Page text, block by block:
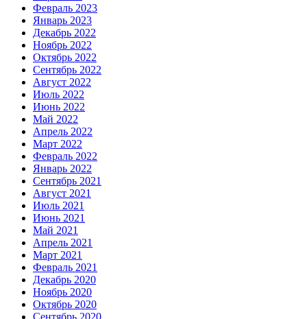
Февраль 2023
Январь 2023
Декабрь 2022
Ноябрь 2022
Октябрь 2022
Сентябрь 2022
Август 2022
Июль 2022
Июнь 2022
Май 2022
Апрель 2022
Март 2022
Февраль 2022
Январь 2022
Сентябрь 2021
Август 2021
Июль 2021
Июнь 2021
Май 2021
Апрель 2021
Март 2021
Февраль 2021
Декабрь 2020
Ноябрь 2020
Октябрь 2020